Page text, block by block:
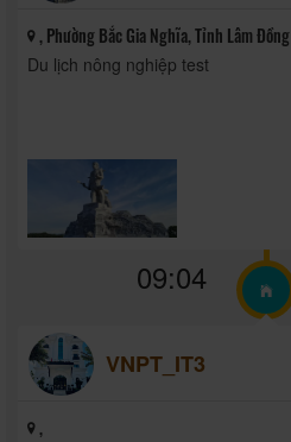
, Phường Bắc Gia Nghĩa, Tỉnh Lâm Đồng
Du lịch nông nghiệp test
09:04
VNPT_IT3
,